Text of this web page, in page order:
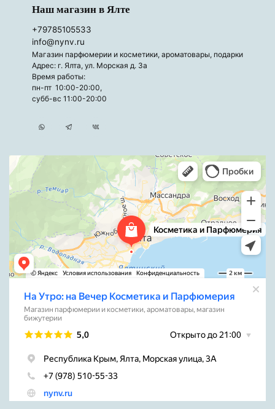
Наш магазин в Ялте
+79785105533
info@nynv.ru
Магазин парфюмерии и косметики, ароматовары, подарки
Адрес: г. Ялта, ул. Морская д. 3а
Время работы:
пн-пт 10:00-20:00,
субб-вс 11:00-20:00